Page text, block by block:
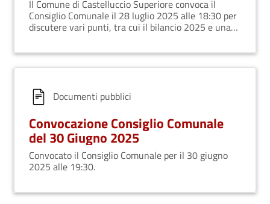
Il Comune di Castelluccio Superiore convoca il
Consiglio Comunale il 28 luglio 2025 alle 18:30 per
discutere vari punti, tra cui il bilancio 2025 e una
seconda convocazione il 31 luglio.
Documenti pubblici
Convocazione Consiglio Comunale
del 30 Giugno 2025
Convocato il Consiglio Comunale per il 30 giugno
2025 alle 19:30.